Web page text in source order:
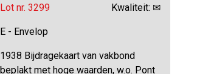
Lot nr. 3299 Kwaliteit: ✉
E - Envelop
1938 Bijdragekaart van vakbond
beplakt met hoge waarden, w.o. Pont